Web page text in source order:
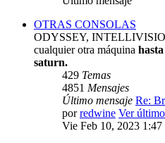
OTRAS CONSOLAS
ODYSSEY,
cualquier otra máquina
saturn.
429 Temas
4851 Mensajes
Último mensaje Re:
porredwine Ver
Vie Feb 10, 2023 1:47